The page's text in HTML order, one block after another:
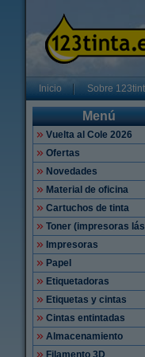
Inicio Sobre
Menú
Vuelta al Cole 2026
Ofertas
Novedades
Material de oficina
Cartuchos de tinta
Toner (impresoras
Impresoras
Papel
Etiquetadoras
Etiquetas y cintas
Cintas entintadas
Almacenamiento
Filamento 3D